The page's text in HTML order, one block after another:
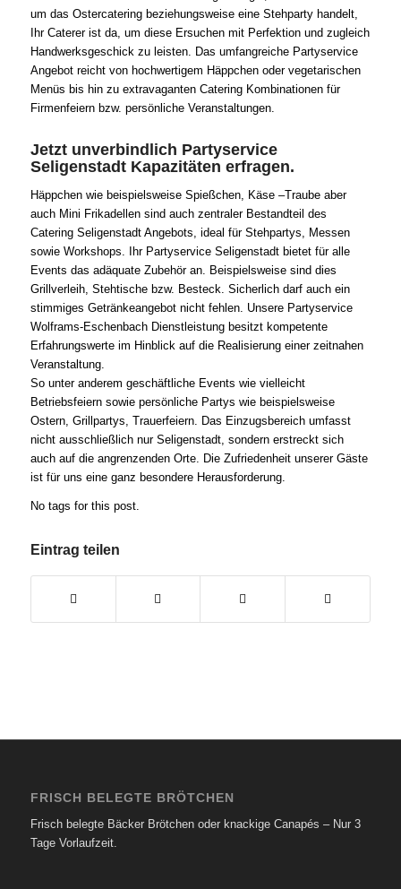
um das Ostercatering beziehungsweise eine Stehparty handelt,
Ihr Caterer ist da, um diese Ersuchen mit Perfektion und zugleich
Handwerksgeschick zu leisten. Das umfangreiche Partyservice
Angebot reicht von hochwertigem Häppchen oder vegetarischen
Menüs bis hin zu extravaganten Catering Kombinationen für
Firmenfeiern bzw. persönliche Veranstaltungen.
Jetzt unverbindlich Partyservice
Seligenstadt Kapazitäten erfragen.
Häppchen wie beispielsweise Spießchen, Käse –Traube aber
auch Mini Frikadellen sind auch zentraler Bestandteil des
Catering Seligenstadt Angebots, ideal für Stehpartys, Messen
sowie Workshops. Ihr Partyservice Seligenstadt bietet für alle
Events das adäquate Zubehör an. Beispielsweise sind dies
Grillverleih, Stehtische bzw. Besteck. Sicherlich darf auch ein
stimmiges Getränkeangebot nicht fehlen. Unsere Partyservice
Wolframs-Eschenbach Dienstleistung besitzt kompetente
Erfahrungswerte im Hinblick auf die Realisierung einer zeitnahen
Veranstaltung.
So unter anderem geschäftliche Events wie vielleicht
Betriebsfeiern sowie persönliche Partys wie beispielsweise
Ostern, Grillpartys, Trauerfeiern. Das Einzugsbereich umfasst
nicht ausschließlich nur Seligenstadt, sondern erstreckt sich
auch auf die angrenzenden Orte. Die Zufriedenheit unserer Gäste
ist für uns eine ganz besondere Herausforderung.
No tags for this post.
Eintrag teilen
FRISCH BELEGTE BRÖTCHEN
Frisch belegte Bäcker Brötchen oder knackige Canapés – Nur 3
Tage Vorlaufzeit.